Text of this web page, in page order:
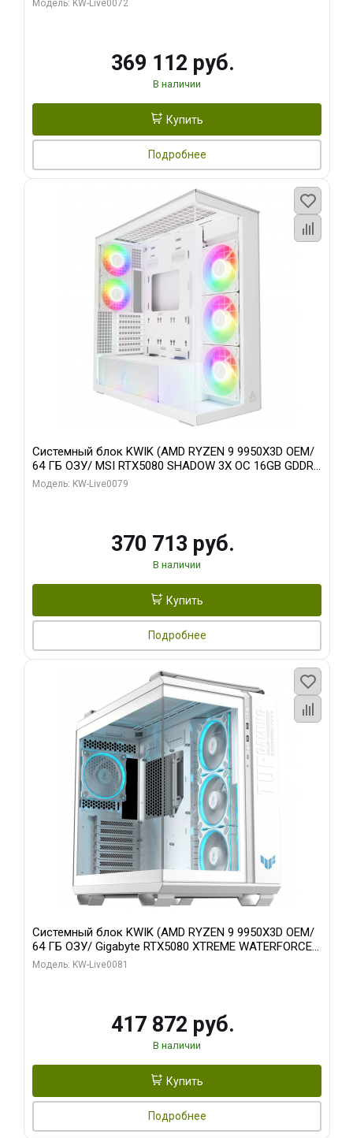
Модель: KW-Live0072
369 112 руб.
В наличии
Купить
Подробнее
Системный блок KWIK (AMD RYZEN 9 9950X3D OEM/
64 ГБ ОЗУ/ MSI RTX5080 SHADOW 3X OC 16GB GDDR7
256bit 3xDP HDMI/ 960 ГБ SSD)
Модель: KW-Live0079
370 713 руб.
В наличии
Купить
Подробнее
Системный блок KWIK (AMD RYZEN 9 9950X3D OEM/
64 ГБ ОЗУ/ Gigabyte RTX5080 XTREME WATERFORCE
16GB GDDR7 256bit/ 1 ТБ SSD)
Модель: KW-Live0081
417 872 руб.
В наличии
Купить
Подробнее